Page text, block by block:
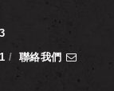
/ 聯絡我們